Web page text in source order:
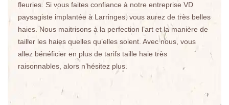
fleuries. Si vous faites confiance à notre entreprise VD
paysagiste implantée à Larringes, vous aurez de très belles
haies. Nous maitrisons à la perfection l’art et la manière de
tailler les haies quelles qu’elles soient. Avec nous, vous
allez bénéficier en plus de tarifs taille haie très
raisonnables, alors n’hésitez plus.